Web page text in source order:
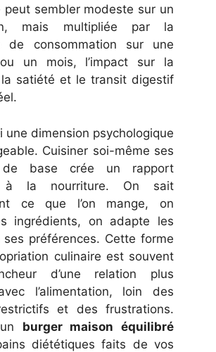
peut sembler modeste sur un
mais multipliée par la
de consommation sur une
un mois, l’impact sur la
la satiété et le transit digestif
une dimension psychologique
Cuisiner soi-même ses
de base crée un rapport
à la nourriture. On sait
ce que l’on mange, on
ingrédients, on adapte les
ses préférences. Cette forme
culinaire est souvent
d’une relation plus
l’alimentation, loin des
et des frustrations.
burger maison équilibré
diététiques faits de vos